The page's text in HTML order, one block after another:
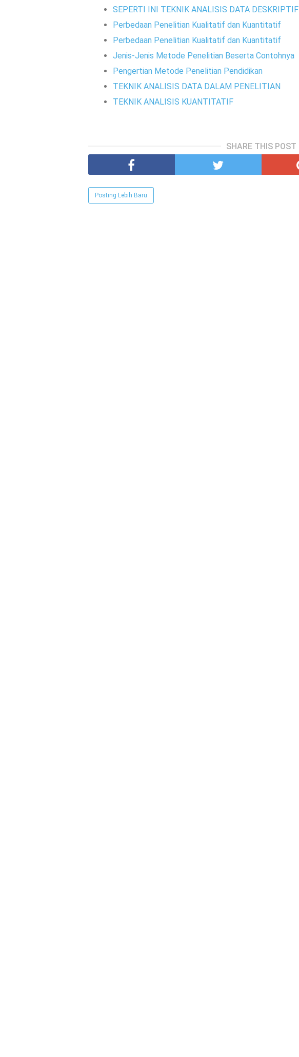
SEPERTI INI TEKNIK ANALISIS DATA DESKRIPTIF
Perbedaan Penelitian Kualitatif dan Kuantitatif
Perbedaan Penelitian Kualitatif dan Kuantitatif
Jenis-Jenis Metode Penelitian Beserta Contohnya
Pengertian Metode Penelitian Pendidikan
TEKNIK ANALISIS DATA DALAM PENELITIAN
TEKNIK ANALISIS KUANTITATIF
SHARE THIS POST
Posting Lebih Baru